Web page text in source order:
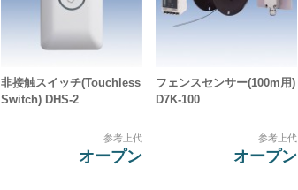
非接触スイッチ(Touchless
Switch) DHS-2
参考上代
オープン
フェンスセンサー(100m用)
D7K-100
参考上代
オープン